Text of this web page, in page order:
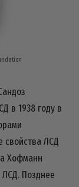
в 1938 году в
свойства ЛСД
Хофманн
ЛСД. Позднее